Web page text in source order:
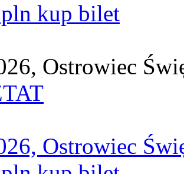
kup bilet
Ostrowiec
Ostrowiec